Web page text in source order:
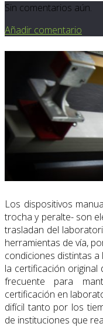
Sin comentarios aún.
Añadir comentario
Los dispositivos
trocha y peralte- son
trasladan del
herramientas de vía,
condiciones distintas
la certificación
frecuente para
certificación en
difícil tanto por los
de instituciones que